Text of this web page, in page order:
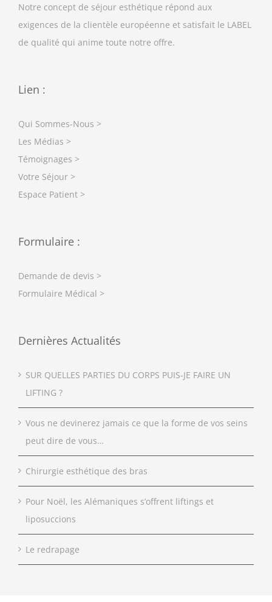
Notre concept de séjour esthétique répond aux
exigences de la clientèle européenne et satisfait le LABEL
de qualité qui anime toute notre offre.
Lien :
Qui Sommes-Nous >
Les Médias >
Témoignages >
Votre Séjour >
Espace Patient >
Formulaire :
Demande de devis >
Formulaire Médical >
Dernières Actualités
SUR QUELLES PARTIES DU CORPS PUIS-JE FAIRE UN
LIFTING ?
Vous ne devinerez jamais ce que la forme de vos seins
peut dire de vous…
Chirurgie esthétique des bras
Pour Noël, les Alémaniques s’offrent liftings et
liposuccions
Le redrapage